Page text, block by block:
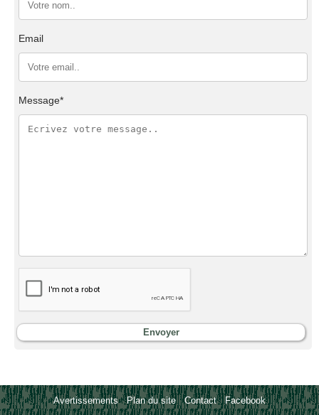
Email
Message*
Avertissements-Plan du site -Contact- Facebook